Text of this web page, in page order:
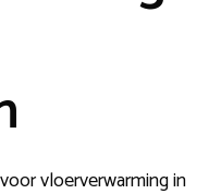
vloerverwarming in